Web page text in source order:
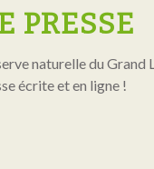
PRESSE
naturelle du Grand
écrite et en ligne !